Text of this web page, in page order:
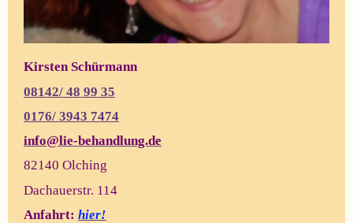
Kirsten Schürmann
08142/ 48 99 35
0176/ 3943 7474
info@lie-behandlung.de
82140 Olching
Dachauerstr. 114
Anfahrt: hier!